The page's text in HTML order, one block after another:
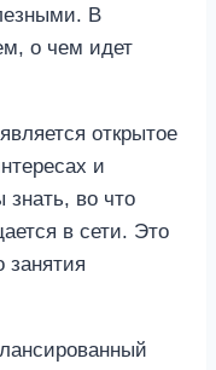
В
о чем идет
открытое
и
во что
в сети. Это
занятия